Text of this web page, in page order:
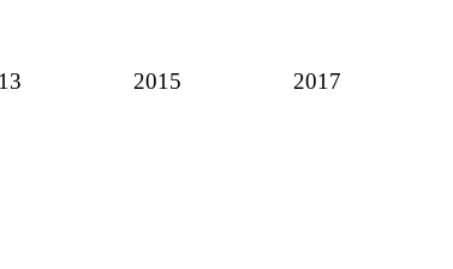
2015 2017